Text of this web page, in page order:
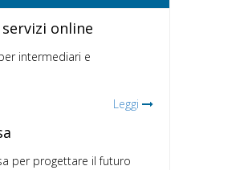
online
intermediari e
Leggi
per progettare il futuro